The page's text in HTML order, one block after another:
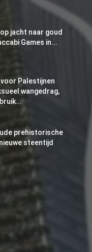
jacht naar goud
Games in...
Palestijnen
wangedrag,
prehistorische
steentijd